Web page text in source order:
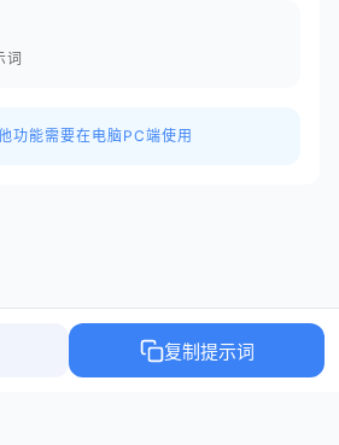
词
功能需要在电脑PC端使用
复制提示词